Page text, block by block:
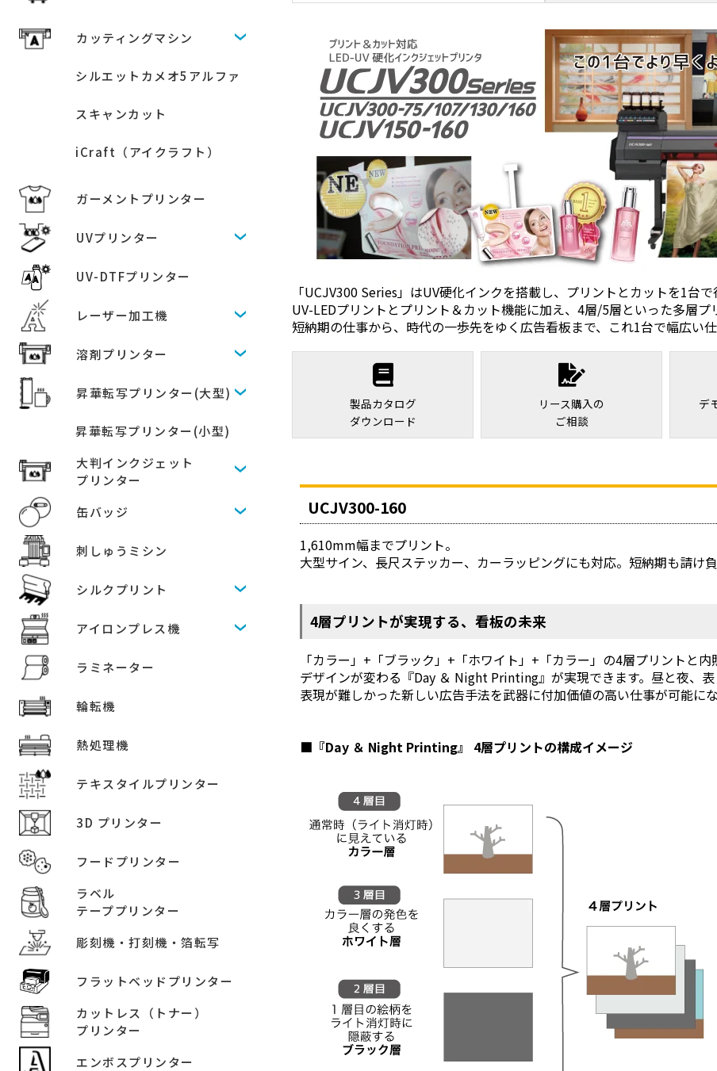
カッティングマシン
シルエットカメオ5アルファ
スキャンカット
iCraft（アイクラフト）
ガーメントプリンター
UVプリンター
UV-DTFプリンター
レーザー加工機
溶剤プリンター
昇華転写プリンター(大型)
昇華転写プリンター(小型)
大判インクジェット
プリンター
缶バッジ
刺しゅうミシン
シルクプリント
アイロンプレス機
ラミネーター
輪転機
熱処理機
テキスタイルプリンター
3D プリンター
フードプリンター
ラベル
テーププリンター
彫刻機・打刻機・箔転写
フラットベッドプリンター
カットレス（トナー）
プリンター
エンボスプリンター
「UCJV300 Series」はUV硬化インクを搭載し、プリントとカットを1台
UV-LEDプリントとプリント＆カット機能に加え、4層/5層といった多層プ
短納期の仕事から、時代の一歩先をゆく広告看板まで、これ1台で幅広い仕
製品カタログ
ダウンロード
リース購入の
ご相談
デ
UCJV300-160
1,610mm幅までプリント。
大型サイン、長尺ステッカー、カーラッピングにも対応。短納期も請け
4層プリントが実現する、看板の未来
「カラー」+「ブラック」+「ホワイト」+「カラー」の4層プリントと
デザインが変わる『Day ＆ Night Printing』が実現できます。昼と夜、
表現が難しかった新しい広告手法を武器に付加価値の高い仕事が可能にな
■『Day ＆ Night Printing』 4層プリントの構成イメージ